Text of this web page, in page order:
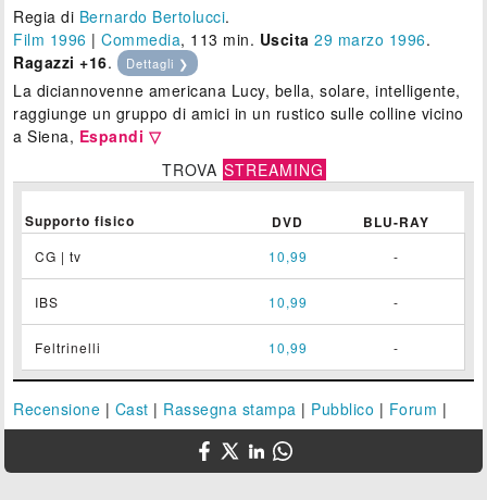
Regia di Bernardo Bertolucci.
Film 1996 |Commedia, 113 min. Uscita 29 marzo 1996.
Ragazzi +16. Dettagli ❯
La diciannovenne americana Lucy, bella, solare, intelligente,
raggiunge un gruppo di amici in un rustico sulle colline vicino
a Siena, Espandi ▽
TROVA STREAMING
Supporto fisico DVD BLU-RAY
CG | tv 10,99 -
IBS 10,99 -
Feltrinelli 10,99 -
Recensione | Cast | Rassegna stampa | Pubblico | Forum |